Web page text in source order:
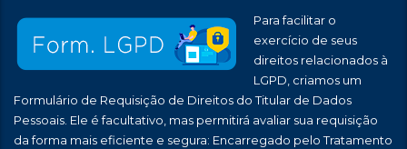
Para facilitar o
exercício de seus
direitos relacionados à
LGPD, criamos um
Formulário de Requisição de Direitos do Titular de Dados
Pessoais. Ele é facultativo, mas permitirá avaliar sua requisição
da forma mais eficiente e segura: Encarregado pelo Tratamento